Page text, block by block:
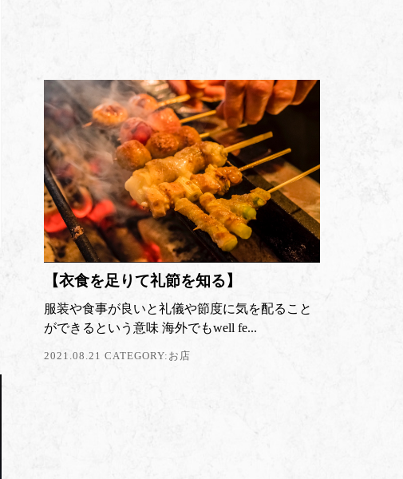
【衣食を足りて礼節を知る】
服装や食事が良いと礼儀や節度に気を配ること
ができるという意味 海外でもwell fe...
2021.08.21 CATEGORY: お店